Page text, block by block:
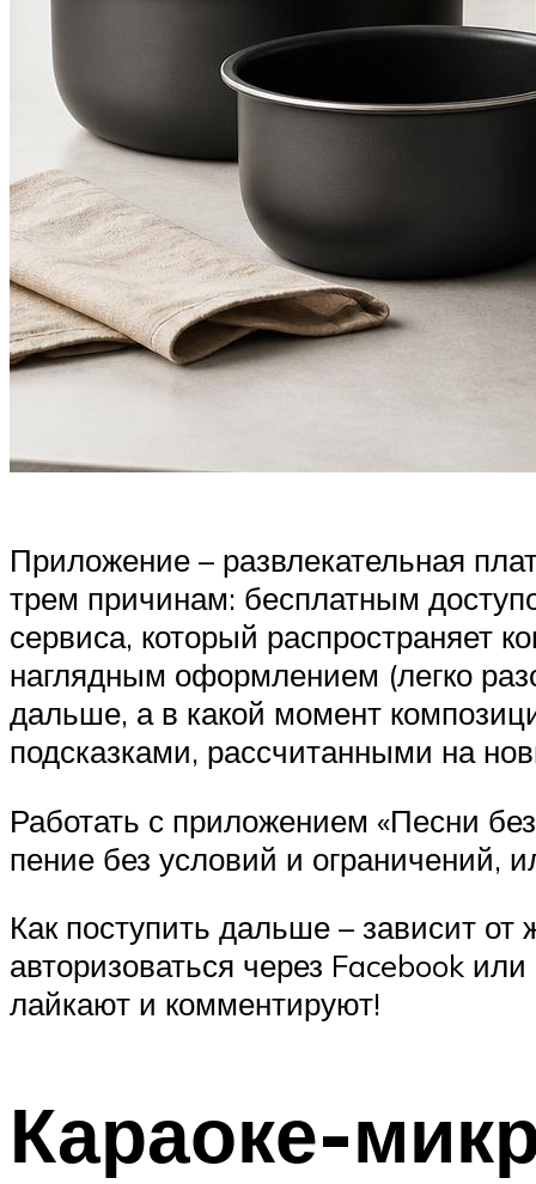
Приложение – развлекательная
трем причинам: бесплатным
сервиса, который распространяет
наглядным оформлением (легко
дальше, а в какой момент
подсказками, рассчитанными на
Работать с приложением «Песни
пение без условий и ограничений,
Как поступить дальше – зависит
авторизоваться через Facebook
лайкают и комментируют!
Караоке-